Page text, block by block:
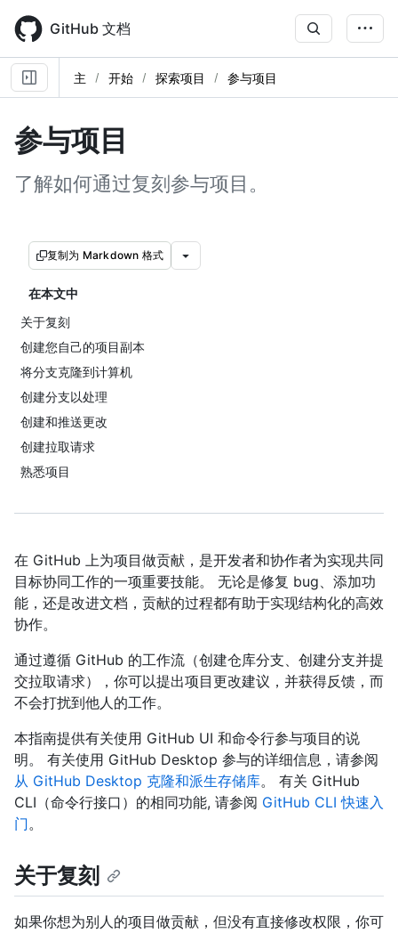
main
content
GitHub 文档
主 开始 探索项目 参与项目
参与项目
了解如何通过复刻参与项目。
复制为 Markdown 格式
在本文中
关于复刻
创建您自己的项目副本
将分支克隆到计算机
创建分支以处理
创建和推送更改
创建拉取请求
熟悉项目
在 GitHub 上为项目做贡献，是开发者和协作者为实现共同
目标协同工作的一项重要技能。 无论是修复 bug、添加功
能，还是改进文档，贡献的过程都有助于实现结构化的高效
协作。
通过遵循 GitHub 的工作流（创建仓库分支、创建分支并提
交拉取请求），你可以提出项目更改建议，并获得反馈，而
不会打扰到他人的工作。
本指南提供有关使用 GitHub UI 和命令行参与项目的说
明。 有关使用 GitHub Desktop 参与的详细信息，请参阅
从 GitHub Desktop 克隆和派生存储库。 有关 GitHub
CLI（命令行接口）的相同功能, 请参阅 GitHub CLI 快速入
门。
关于复刻
如果你想为别人的项目做贡献，但没有直接修改权限，你可